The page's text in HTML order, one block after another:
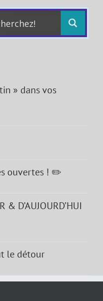
» dans vos
ouvertes ! ✏️
& D’AUJOURD’HUI
le détour